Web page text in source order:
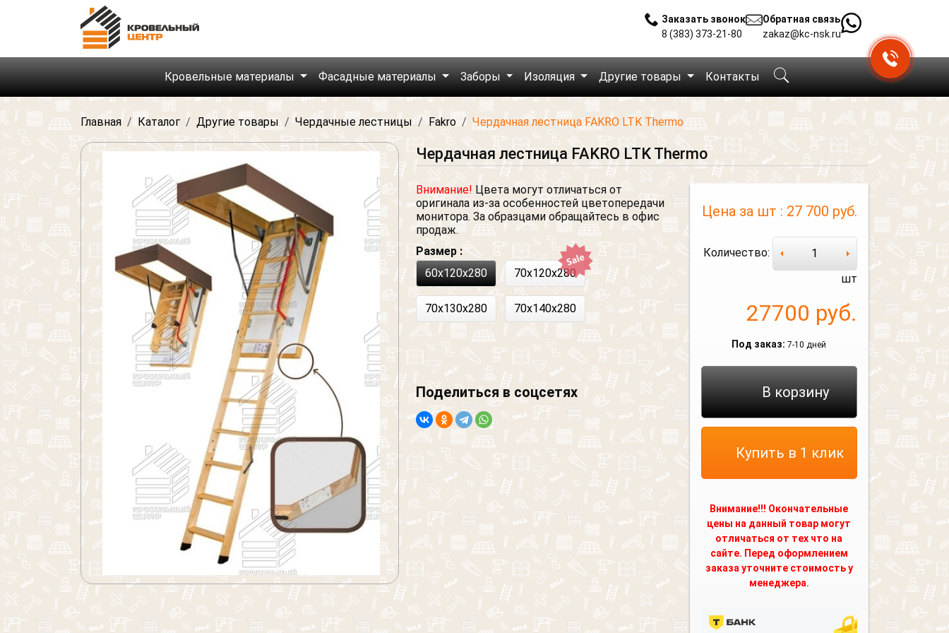
Заказать звонок
8 (383) 373-21-80
Обратная связь
zakaz@kc-nsk.ru
Кровельные материалы Фасадные материалы Заборы Изоляция Другие товары Контакты
Главная Каталог Другие товары Чердачные лестницы Fakro Чердачная лестница FAKRO LTK Thermo
Чердачная лестница FAKRO LTK Thermo
Внимание! Цвета могут отличаться от
оригинала из-за особенностей цветопередачи
монитора. За образцами обращайтесь в офис
продаж.
Размер :
60x120x280
70x120x280
70x130x280 70x140x280
Поделиться в соцсетях
Цена за шт : 27 700 руб.
Количество:
шт
27700 руб.
Под заказ: 7-10 дней
В корзину
Купить в 1 клик
Внимание!!! Окончательные
цены на данный товар могут
отличаться от тех что на
сайте. Перед оформлением
заказа уточните стоимость у
менеджера.